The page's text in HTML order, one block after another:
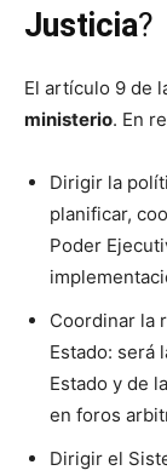
Justicia?
El artículo 9 de
ministerio. En
Dirigir la
planificar,
Poder
Coordinar la
Estado: será
Estado y de
en foros
Dirigir el